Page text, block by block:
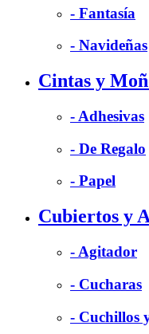
- Fantasía
- Navideñas
Cintas y
- Adhesivas
- De Regalo
- Papel
Cubiertos y
- Agitador
- Cucharas
- Cuchillos